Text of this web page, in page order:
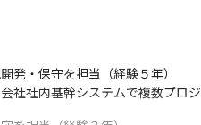
み上げる
長よりも、
社」であることを大切にしてい
育てる文化。
発・保守を担当（経験５年）
社社内基幹システムで複数プロ